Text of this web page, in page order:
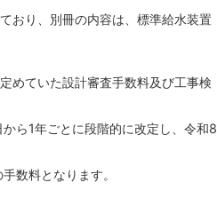
おり、別冊の内容は、標準給水装置
めていた設計審査手数料及び工事検
ら1年ごとに段階的に改定し、令和8
数料となります。